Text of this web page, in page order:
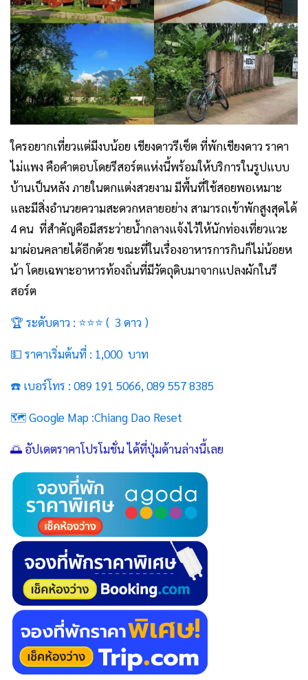
ใครอยากเที่ยวแต่มีงบน้อย เชียงดาวรีเซ็ตที่พักเชียงดาว ราคา
ไม่แพงคือคำตอบโดยรีสอร์ตแห่งนี้พร้อมให้บริการในรูปแบบ
บ้านเป็นหลัง ภายในตกแต่งสวยงาม มีพื้นที่ใช้สอยพอเหมาะ
และมีสิ่งอำนวยความสะดวกหลายอย่าง สามารถเข้าพักสูงสุดได้
4 คน ที่สำคัญคือมีสระว่ายน้ำกลางแจ้งไว้ให้นักท่องเที่ยวแวะ
มาผ่อนคลายได้อีกด้วย ขณะที่ในเรื่องอาหารการกินก็ไม่น้อยห
น้า โดยเฉพาะอาหารท้องถิ่นที่มีวัตถุดิบมาจากแปลงผักในรี
สอร์ต
🏆 ระดับดาว : ⭐⭐⭐ ( 3 ดาว )
💵 ราคาเริ่มต้นที่ : 1,000 บาท
☎️ เบอร์โทร : 089 191 5066, 089 557 8385
🗺️ Google Map :Chiang Dao Reset
🌅 อัปเดตราคาโปรโมชั่น ได้ที่ปุ่มด้านล่างนี้เลย